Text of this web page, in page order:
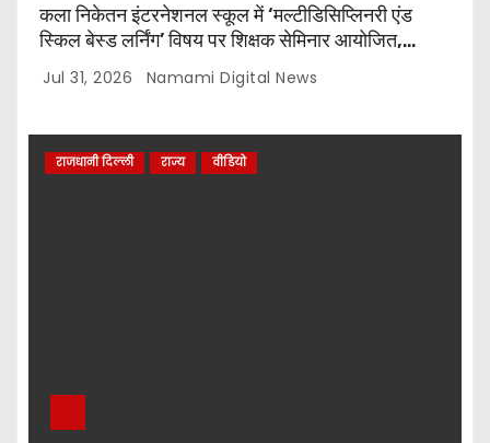
कला निकेतन इंटरनेशनल स्कूल में ‘मल्टीडिसिप्लिनरी एंड
स्किल बेस्ड लर्निंग’ विषय पर शिक्षक सेमिनार आयोजित,
टॉप-5 विजेताओं को किया गया सम्मानित
Jul 31, 2026 Namami Digital News
राजधानी दिल्ली राज्य वीडियो